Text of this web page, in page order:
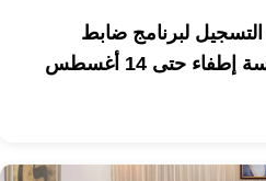
التسجيل لبرنامج ضابط
حتى 14 أغسطس